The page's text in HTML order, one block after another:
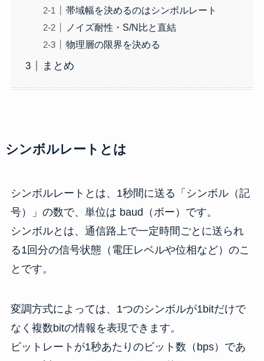
帯域幅を決めるのはシンボルレート
ノイズ耐性・S/N比と直結
物理層の限界を決める
まとめ
シンボルレートとは
シンボルレートとは、1秒間に送る「シンボル（記
号）」の数で、単位は baud（ボー）です。
シンボルとは、通信路上で一定時間ごとに送られ
る1回分の信号状態（電圧レベルや位相など）のこ
とです。
変調方式によっては、1つのシンボルが1bitだけで
なく複数bitの情報を表現できます。
ビットレートが1秒あたりのビット数（bps）であ